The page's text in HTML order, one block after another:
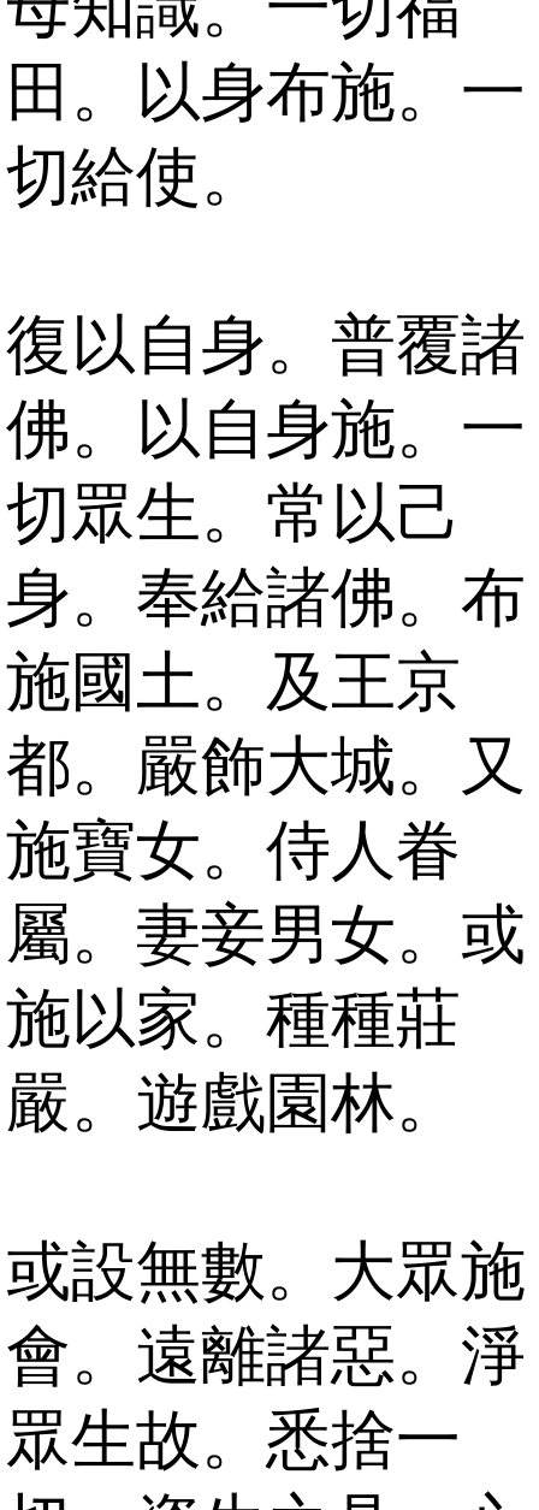
田。以身布施。一
切給使。
復以自身。普覆諸
佛。以自身施。一
切眾生。常以己
身。奉給諸佛。布
施國土。及王京
都。嚴飾大城。又
施寶女。侍人眷
屬。妻妾男女。或
施以家。種種莊
嚴。遊戲園林。
或設無數。大眾施
會。遠離諸惡。淨
眾生故。悉捨一